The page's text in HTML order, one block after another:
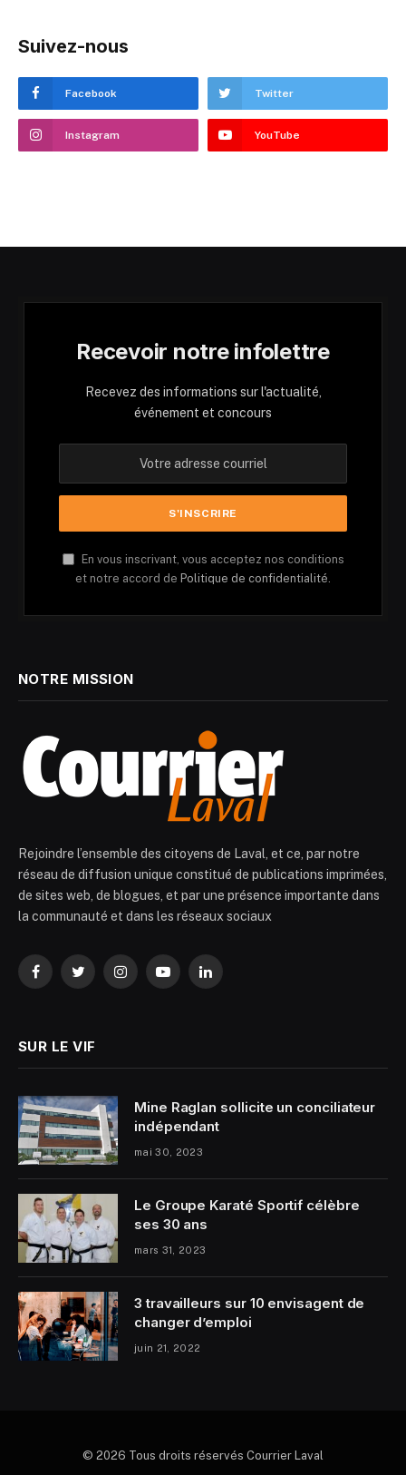
Suivez-nous
Facebook Twitter
Instagram YouTube
Recevoir notre infolettre
Recevez des informations sur l'actualité,
événement et concours
En vous inscrivant, vous acceptez nos conditions
et notre accord de Politique de confidentialité.
NOTRE MISSION
Rejoindre l’ensemble des citoyens de Laval, et ce, par notre
réseau de diffusion unique constitué de publications imprimées,
de sites web, de blogues, et par une présence importante dans
la communauté et dans les réseaux sociaux
FacebookTwitterInstagramYouTubeLinkedIn
SUR LE VIF
Mine Raglan sollicite un conciliateur
indépendant
mai 30, 2023
Le Groupe Karaté Sportif célèbre
ses 30 ans
mars 31, 2023
3 travailleurs sur 10 envisagent de
changer d’emploi
juin 21, 2022
© 2026 Tous droits réservés Courrier Laval